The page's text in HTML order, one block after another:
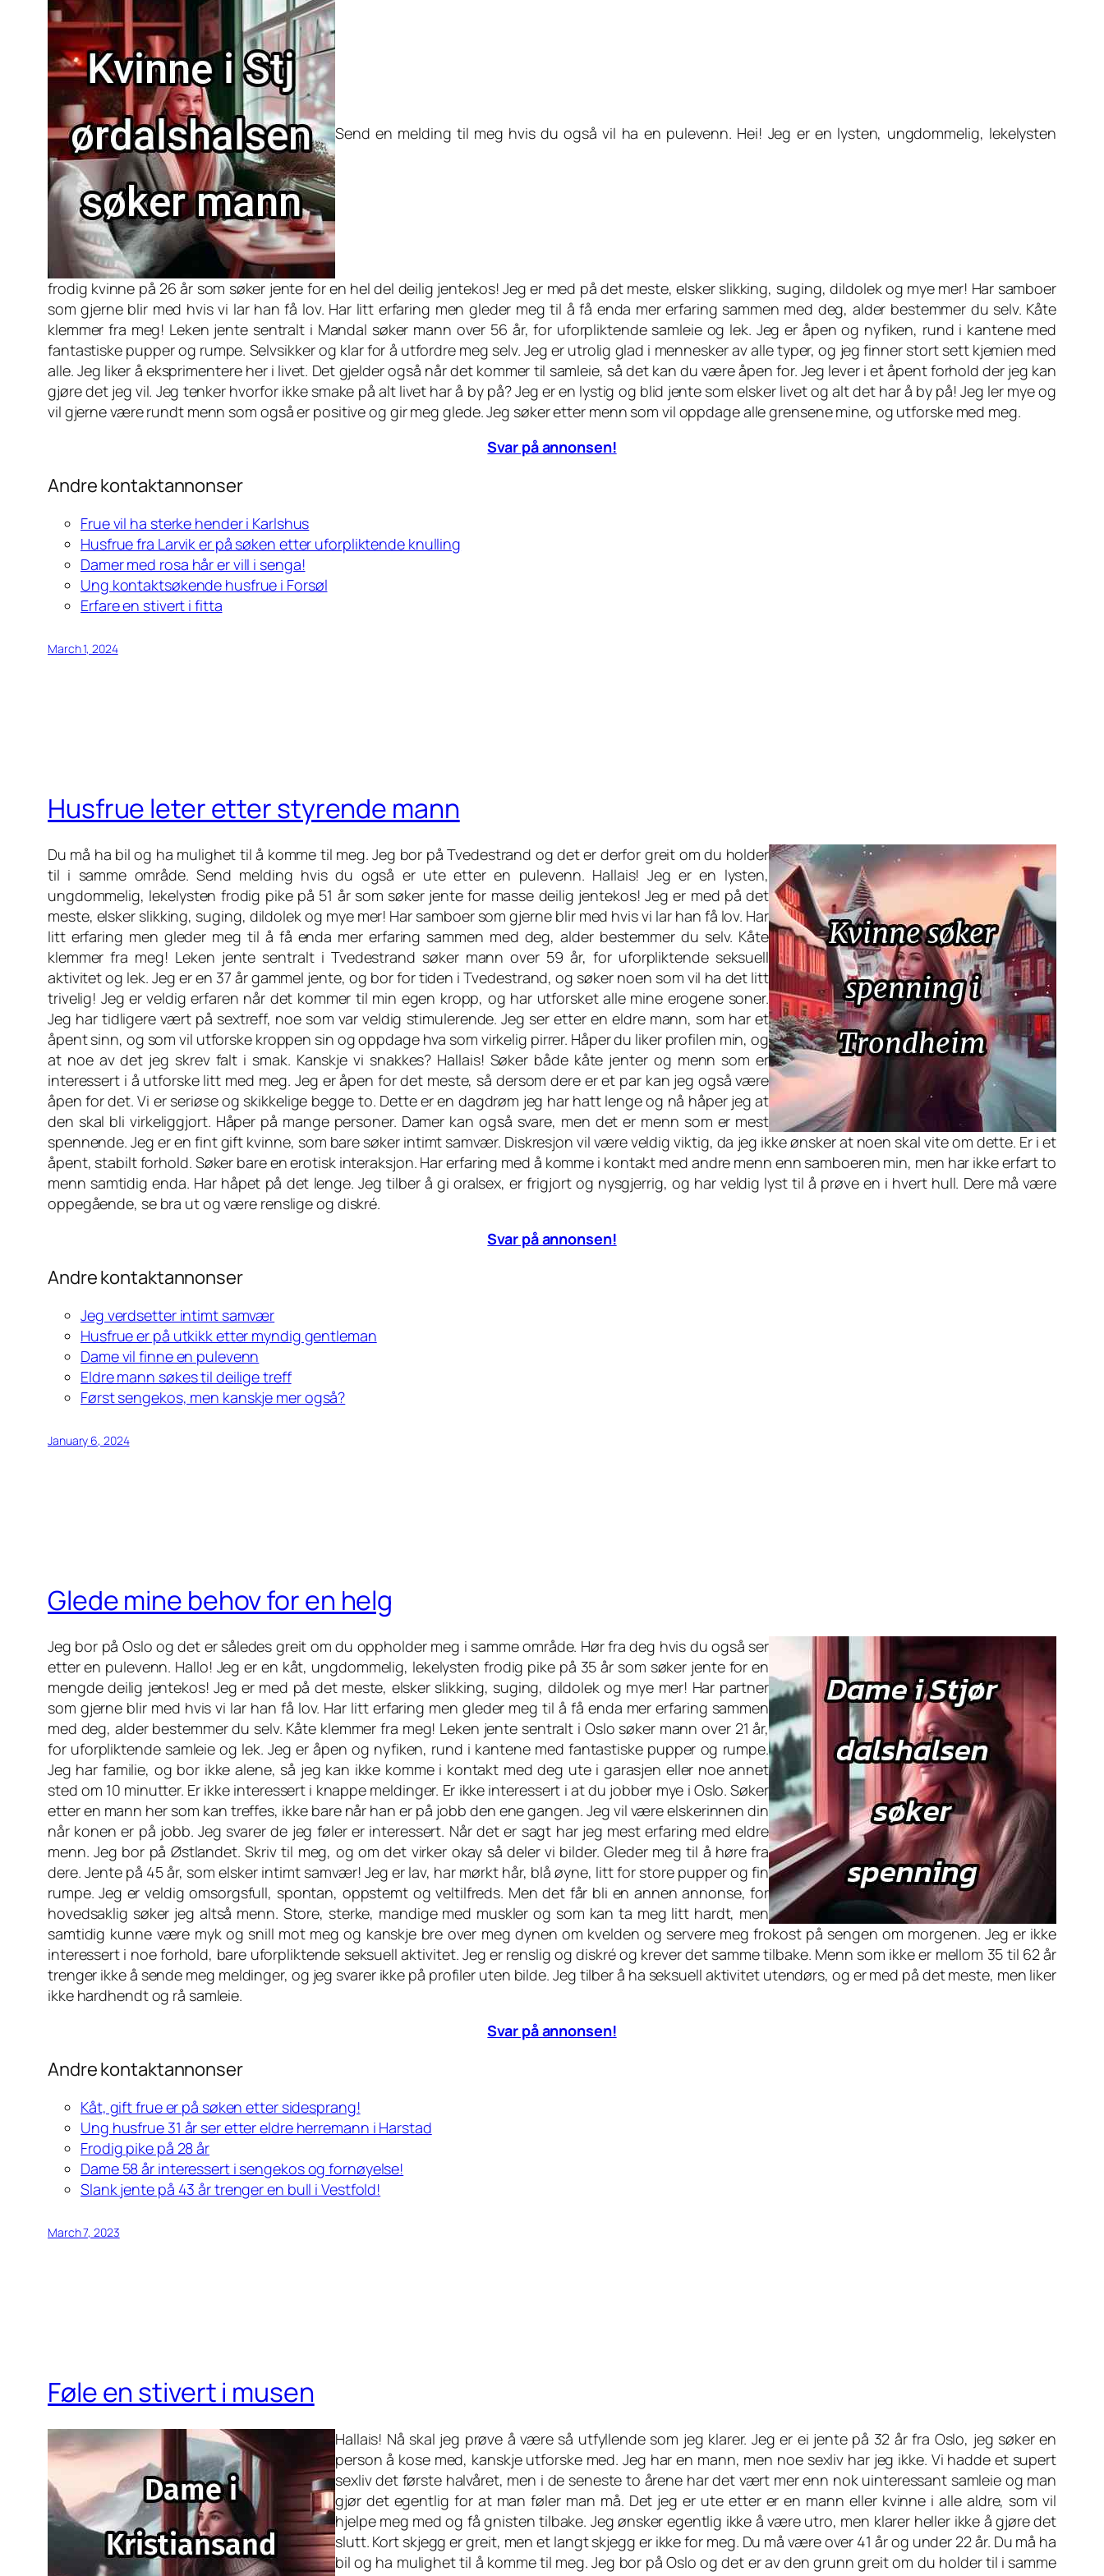
Send en melding til meg hvis du også vil ha en pulevenn. Hei! Jeg er en lysten, ungdommelig, lekelysten
frodig kvinne på 26 år som søker jente for en hel del deilig jentekos! Jeg er med på det meste, elsker slikking, suging, dildolek og mye mer! Har samboer
som gjerne blir med hvis vi lar han få lov. Har litt erfaring men gleder meg til å få enda mer erfaring sammen med deg, alder bestemmer du selv. Kåte
klemmer fra meg! Leken jente sentralt i Mandal søker mann over 56 år, for uforpliktende samleie og lek. Jeg er åpen og nyfiken, rund i kantene med
fantastiske pupper og rumpe. Selvsikker og klar for å utfordre meg selv. Jeg er utrolig glad i mennesker av alle typer, og jeg finner stort sett kjemien med
alle. Jeg liker å eksprimentere her i livet. Det gjelder også når det kommer til samleie, så det kan du være åpen for. Jeg lever i et åpent forhold der jeg kan
gjøre det jeg vil. Jeg tenker hvorfor ikke smake på alt livet har å by på? Jeg er en lystig og blid jente som elsker livet og alt det har å by på! Jeg ler mye og
vil gjerne være rundt menn som også er positive og gir meg glede. Jeg søker etter menn som vil oppdage alle grensene mine, og utforske med meg.
Svar på annonsen!
Andre kontaktannonser
Frue vil ha sterke hender i Karlshus
Husfrue fra Larvik er på søken etter uforpliktende knulling
Damer med rosa hår er vill i senga!
Ung kontaktsøkende husfrue i Forsøl
Erfare en stivert i fitta
March 1, 2024
Husfrue leter etter styrende mann
Du må ha bil og ha mulighet til å komme til meg. Jeg bor på Tvedestrand og det er derfor greit om du holder
til i samme område. Send melding hvis du også er ute etter en pulevenn. Hallais! Jeg er en lysten,
ungdommelig, lekelysten frodig pike på 51 år som søker jente for masse deilig jentekos! Jeg er med på det
meste, elsker slikking, suging, dildolek og mye mer! Har samboer som gjerne blir med hvis vi lar han få lov. Har
litt erfaring men gleder meg til å få enda mer erfaring sammen med deg, alder bestemmer du selv. Kåte
klemmer fra meg! Leken jente sentralt i Tvedestrand søker mann over 59 år, for uforpliktende seksuell
aktivitet og lek. Jeg er en 37 år gammel jente, og bor for tiden i Tvedestrand, og søker noen som vil ha det litt
trivelig! Jeg er veldig erfaren når det kommer til min egen kropp, og har utforsket alle mine erogene soner.
Jeg har tidligere vært på sextreff, noe som var veldig stimulerende. Jeg ser etter en eldre mann, som har et
åpent sinn, og som vil utforske kroppen sin og oppdage hva som virkelig pirrer. Håper du liker profilen min, og
at noe av det jeg skrev falt i smak. Kanskje vi snakkes? Hallais! Søker både kåte jenter og menn som er
interessert i å utforske litt med meg. Jeg er åpen for det meste, så dersom dere er et par kan jeg også være
åpen for det. Vi er seriøse og skikkelige begge to. Dette er en dagdrøm jeg har hatt lenge og nå håper jeg at
den skal bli virkeliggjort. Håper på mange personer. Damer kan også svare, men det er menn som er mest
spennende. Jeg er en fint gift kvinne, som bare søker intimt samvær. Diskresjon vil være veldig viktig, da jeg ikke ønsker at noen skal vite om dette. Er i et
åpent, stabilt forhold. Søker bare en erotisk interaksjon. Har erfaring med å komme i kontakt med andre menn enn samboeren min, men har ikke erfart to
menn samtidig enda. Har håpet på det lenge. Jeg tilber å gi oralsex, er frigjort og nysgjerrig, og har veldig lyst til å prøve en i hvert hull. Dere må være
oppegående, se bra ut og være renslige og diskré.
Svar på annonsen!
Andre kontaktannonser
Jeg verdsetter intimt samvær
Husfrue er på utkikk etter myndig gentleman
Dame vil finne en pulevenn
Eldre mann søkes til deilige treff
Først sengekos, men kanskje mer også?
January 6, 2024
Glede mine behov for en helg
Jeg bor på Oslo og det er således greit om du oppholder meg i samme område. Hør fra deg hvis du også ser
etter en pulevenn. Hallo! Jeg er en kåt, ungdommelig, lekelysten frodig pike på 35 år som søker jente for en
mengde deilig jentekos! Jeg er med på det meste, elsker slikking, suging, dildolek og mye mer! Har partner
som gjerne blir med hvis vi lar han få lov. Har litt erfaring men gleder meg til å få enda mer erfaring sammen
med deg, alder bestemmer du selv. Kåte klemmer fra meg! Leken jente sentralt i Oslo søker mann over 21 år,
for uforpliktende samleie og lek. Jeg er åpen og nyfiken, rund i kantene med fantastiske pupper og rumpe.
Jeg har familie, og bor ikke alene, så jeg kan ikke komme i kontakt med deg ute i garasjen eller noe annet
sted om 10 minutter. Er ikke interessert i knappe meldinger. Er ikke interessert i at du jobber mye i Oslo. Søker
etter en mann her som kan treffes, ikke bare når han er på jobb den ene gangen. Jeg vil være elskerinnen din
når konen er på jobb. Jeg svarer de jeg føler er interessert. Når det er sagt har jeg mest erfaring med eldre
menn. Jeg bor på Østlandet. Skriv til meg, og om det virker okay så deler vi bilder. Gleder meg til å høre fra
dere. Jente på 45 år, som elsker intimt samvær! Jeg er lav, har mørkt hår, blå øyne, litt for store pupper og fin
rumpe. Jeg er veldig omsorgsfull, spontan, oppstemt og veltilfreds. Men det får bli en annen annonse, for
hovedsaklig søker jeg altså menn. Store, sterke, mandige med muskler og som kan ta meg litt hardt, men
samtidig kunne være myk og snill mot meg og kanskje bre over meg dynen om kvelden og servere meg frokost på sengen om morgenen. Jeg er ikke
interessert i noe forhold, bare uforpliktende seksuell aktivitet. Jeg er renslig og diskré og krever det samme tilbake. Menn som ikke er mellom 35 til 62 år
trenger ikke å sende meg meldinger, og jeg svarer ikke på profiler uten bilde. Jeg tilber å ha seksuell aktivitet utendørs, og er med på det meste, men liker
ikke hardhendt og rå samleie.
Svar på annonsen!
Andre kontaktannonser
Kåt, gift frue er på søken etter sidesprang!
Ung husfrue 31 år ser etter eldre herremann i Harstad
Frodig pike på 28 år
Dame 58 år interessert i sengekos og fornøyelse!
Slank jente på 43 år trenger en bull i Vestfold!
March 7, 2023
Føle en stivert i musen
Hallais! Nå skal jeg prøve å være så utfyllende som jeg klarer. Jeg er ei jente på 32 år fra Oslo, jeg søker en
person å kose med, kanskje utforske med. Jeg har en mann, men noe sexliv har jeg ikke. Vi hadde et supert
sexliv det første halvåret, men i de seneste to årene har det vært mer enn nok uinteressant samleie og man
gjør det egentlig for at man føler man må. Det jeg er ute etter er en mann eller kvinne i alle aldre, som vil
hjelpe meg med og få gnisten tilbake. Jeg ønsker egentlig ikke å være utro, men klarer heller ikke å gjøre det
slutt. Kort skjegg er greit, men et langt skjegg er ikke for meg. Du må være over 41 år og under 22 år. Du må ha
bil og ha mulighet til å komme til meg. Jeg bor på Oslo og det er av den grunn greit om du holder til i samme